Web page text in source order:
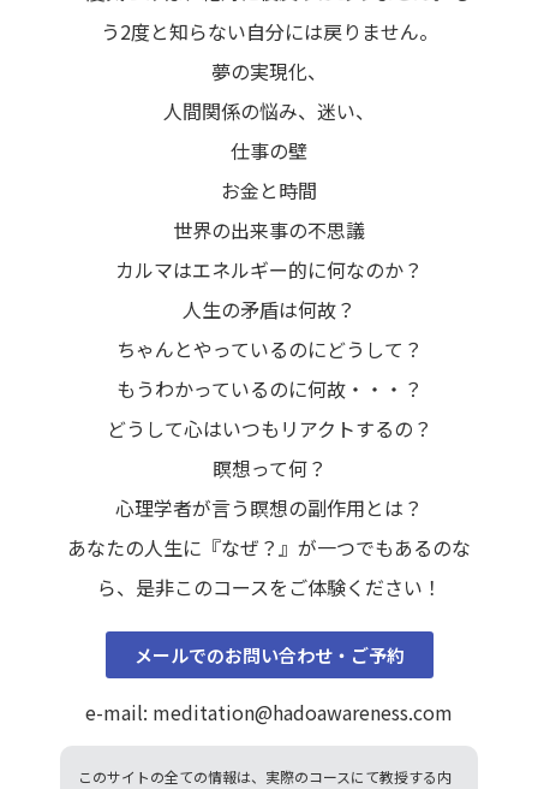
う2度と知らない自分には戻りません。
夢の実現化、
人間関係の悩み、迷い、
仕事の壁
お金と時間
世界の出来事の不思議
カルマはエネルギー的に何なのか？
人生の矛盾は何故？
ちゃんとやっているのにどうして？
もうわかっているのに何故・・・？
どうして心はいつもリアクトするの？
瞑想って何？
心理学者が言う瞑想の副作用とは？
あなたの人生に『なぜ？』が一つでもあるのな
ら、是非このコースをご体験ください！
メールでのお問い合わせ・ご予約
e-mail: meditation@hadoawareness.com
このサイトの全ての情報は、実際のコースにて教授する内